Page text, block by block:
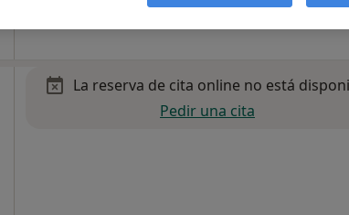
La reserva de cita online no está
Pedir una cita